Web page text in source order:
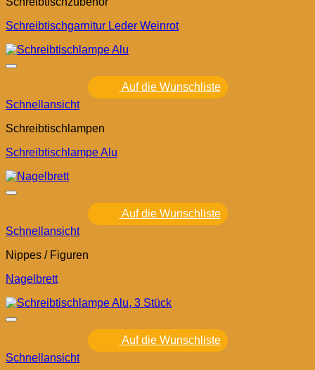
Schreibtischgarnitur Leder Weinrot
Auf die Wunschliste
Schnellansicht
Schreibtischlampen
Schreibtischlampe Alu
Auf die Wunschliste
Schnellansicht
Nippes / Figuren
Nagelbrett
Auf die Wunschliste
Schnellansicht